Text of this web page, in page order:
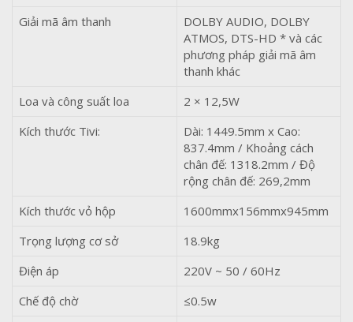
Giải mã âm thanh
DOLBY AUDIO, DOLBY
ATMOS, DTS-HD * và các
phương pháp giải mã âm
thanh khác
Loa và công suất loa
2 × 12,5W
Kích thước Tivi:
Dài: 1449.5mm x Cao:
837.4mm / Khoảng cách
chân đế: 1318.2mm / Độ
rộng chân đế: 269,2mm
Kích thước vỏ hộp
1600mmx156mmx945mm
Trọng lượng cơ sở
18.9kg
Điện áp
220V ~ 50 / 60Hz
Chế độ chờ
≤0.5w